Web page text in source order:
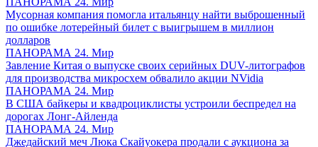
Мусорная компания помогла итальянцу найти выброшенный
по ошибке лотерейный билет с выигрышем в миллион
долларов
ПАНОРАМА 24. Мир
Завление Китая о выпуске своих серийных DUV-литографов
для производства микросхем обвалило акции NVidia
ПАНОРАМА 24. Мир
В США байкеры и квадроциклисты устроили беспредел на
дорогах Лонг-Айленда
ПАНОРАМА 24. Мир
Джедайский меч Люка Скайуокера продали с аукциона за